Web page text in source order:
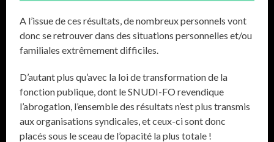
A l’issue de ces résultats, de nombreux personnels vont
donc se retrouver dans des situations personnelles et/ou
familiales extrêmement difficiles.
D’autant plus qu’avec la loi de transformation de la
fonction publique, dont le SNUDI-FO revendique
l’abrogation, l’ensemble des résultats n’est plus transmis
aux organisations syndicales, et ceux-ci sont donc
placés sous le sceau de l’opacité la plus totale !